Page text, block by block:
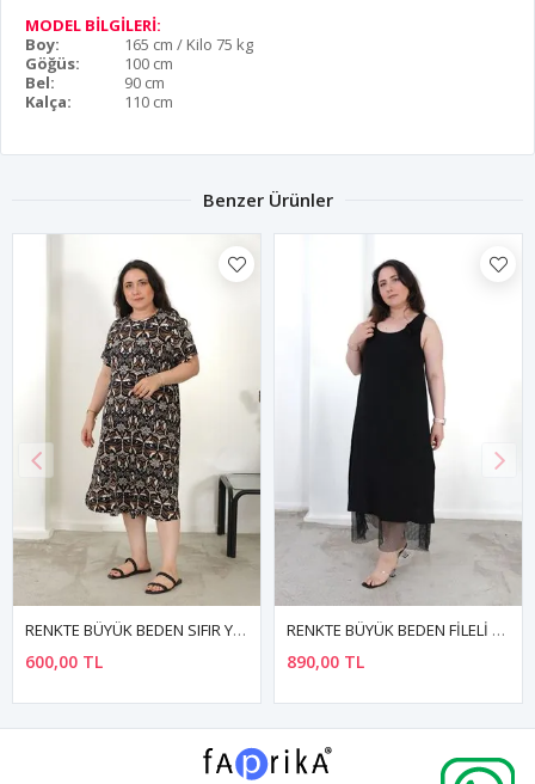
MODEL BİLGİLERİ:
Boy:
165 cm / Kilo 75 kg
Göğüs:
100 cm
Bel:
90 cm
Kalça:
110 cm
Benzer Ürünler
RENKTE BÜYÜK BEDEN FİLELİ GÜL DETAYLI ELBİSE
890,00 TL
RENKTE BÜYÜK BEDEN SIFIR YAKA KISA KOL DESENLİ ESNEK ELBİSE
600,00 TL